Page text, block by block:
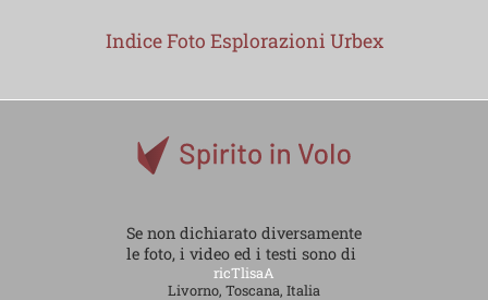
Indice Foto Esplorazioni Urbex
Se non dichiarato diversamente
le foto, i video ed i testi sono di
ricTlisaA
Livorno, Toscana, Italia